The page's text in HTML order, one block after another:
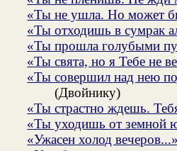
«Ты не ушла. Но может
«Ты отходишь в сумрак
«Ты прошла голубыми
«Ты свята, но я Тебе не
«Ты совершил над нею
(Двойнику)
«Ты страстно ждешь.
«Ты уходишь от земной
«Ужасен холод вечеров...»